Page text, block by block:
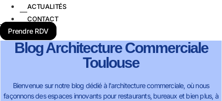
ACTUALITÉS
CONTACT
Prendre RDV
Blog Architecture Commerciale
Toulouse
Bienvenue sur notre blog dédié à l’architecture commerciale, où nous
façonnons des espaces innovants pour restaurants, bureaux et bien plus, à